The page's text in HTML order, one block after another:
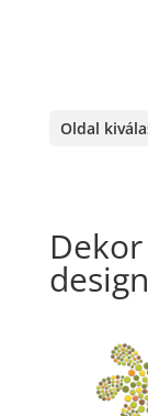
Oldal
design